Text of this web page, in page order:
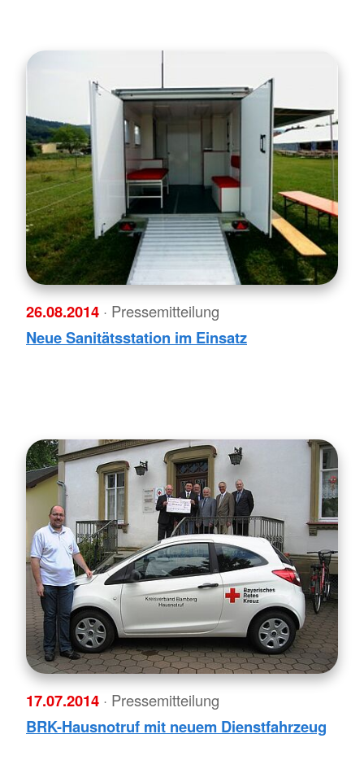
26.08.2014 · Pressemitteilung
Neue Sanitätsstation im Einsatz
17.07.2014 · Pressemitteilung
BRK-Hausnotruf mit neuem Dienstfahrzeug